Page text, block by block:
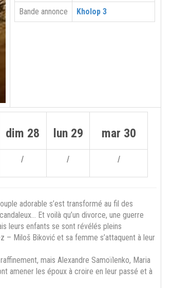
Bande annonce Kholop 3
dim 28 lun 29 mar 30
/ / /
adorable s’est transformé au fil des
Et voilà qu’un divorce, une guerre
leurs enfants se sont révélés pleins
– Miloš Biković et sa femme s’attaquent à leur
mais Alexandre Samoïlenko, Maria
amener les époux à croire en leur passé et à